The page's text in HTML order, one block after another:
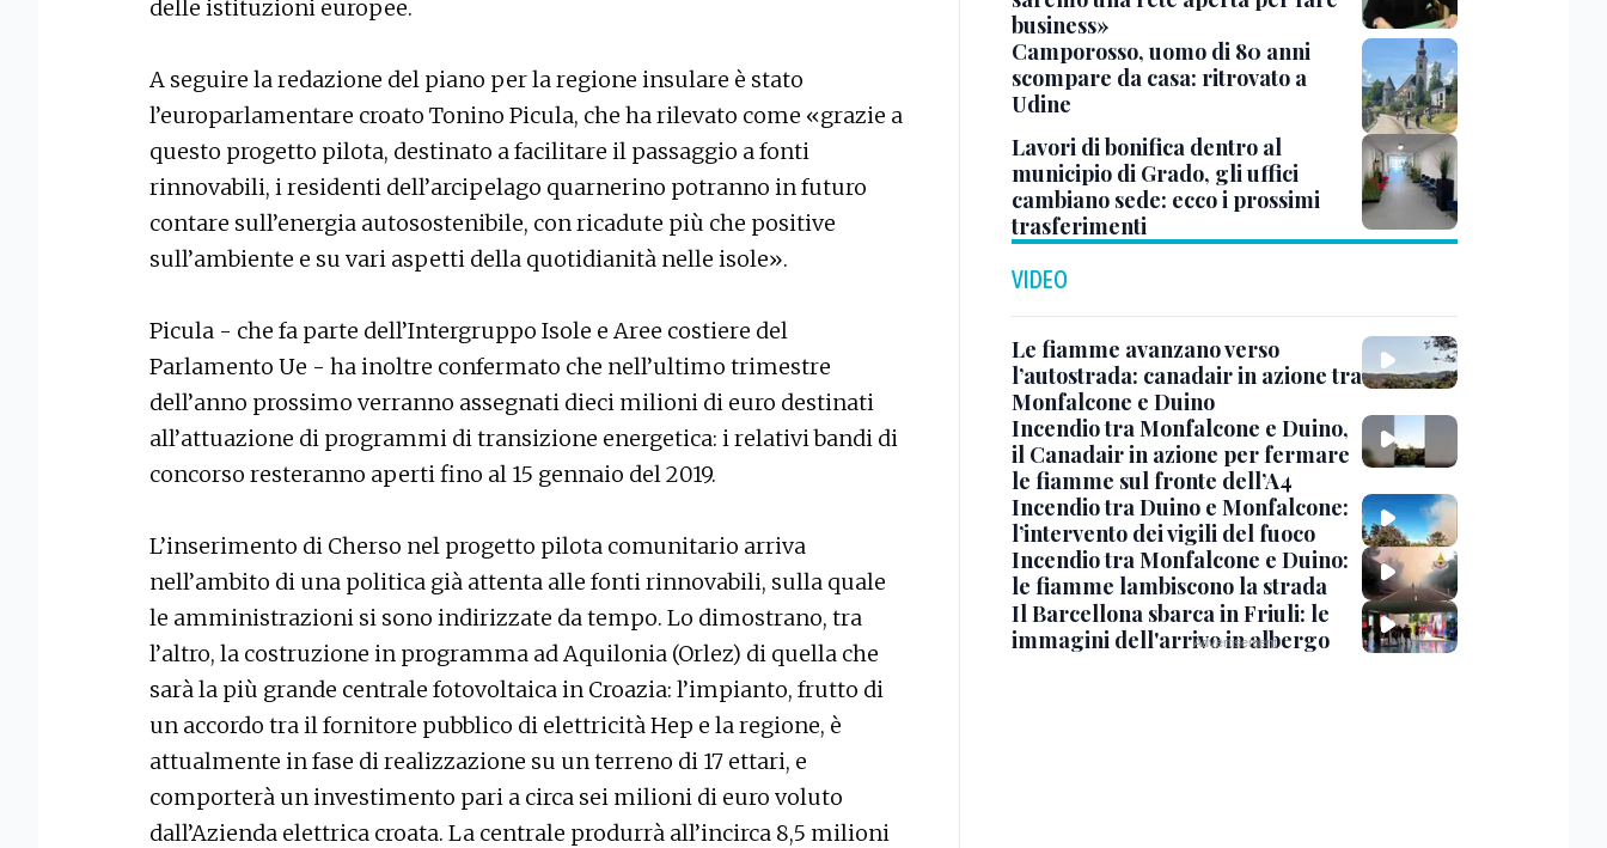
delle istituzioni europee.
A seguire la redazione del piano per la regione insulare è stato
l’europarlamentare croato Tonino Picula, che ha rilevato come «grazie a
questo progetto pilota, destinato a facilitare il passaggio a fonti
rinnovabili, i residenti dell’arcipelago quarnerino potranno in futuro
contare sull’energia autosostenibile, con ricadute più che positive
sull’ambiente e su vari aspetti della quotidianità nelle isole».
Picula - che fa parte dell’Intergruppo Isole e Aree costiere del
Parlamento Ue - ha inoltre confermato che nell’ultimo trimestre
dell’anno prossimo verranno assegnati dieci milioni di euro destinati
all’attuazione di programmi di transizione energetica: i relativi bandi di
concorso resteranno aperti fino al 15 gennaio del 2019.
L’inserimento di Cherso nel progetto pilota comunitario arriva
nell’ambito di una politica già attenta alle fonti rinnovabili, sulla quale
le amministrazioni si sono indirizzate da tempo. Lo dimostrano, tra
l’altro, la costruzione in programma ad Aquilonia (Orlez) di quella che
sarà la più grande centrale fotovoltaica in Croazia: l’impianto, frutto di
un accordo tra il fornitore pubblico di elettricità Hep e la regione, è
attualmente in fase di realizzazione su un terreno di 17 ettari, e
comporterà un investimento pari a circa sei milioni di euro voluto
dall’Azienda elettrica croata. La centrale produrrà all’incirca 8,5 milioni
business»
Camporosso, uomo di 80 anni
scompare da casa: ritrovato a
Udine
Lavori di bonifica dentro al
municipio di Grado, gli uffici
cambiano sede: ecco i prossimi
trasferimenti
VIDEO
Le fiamme avanzano verso
l’autostrada: canadair in azione tra
Monfalcone e Duino
Incendio tra Monfalcone e Duino,
il Canadair in azione per fermare
le fiamme sul fronte dell’A4
Incendio tra Duino e Monfalcone:
l’intervento dei vigili del fuoco
Incendio tra Monfalcone e Duino:
le fiamme lambiscono la strada
Il Barcellona sbarca in Friuli: le
immagini dell'arrivo in albergo